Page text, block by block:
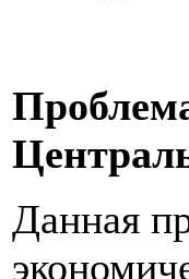
Данная